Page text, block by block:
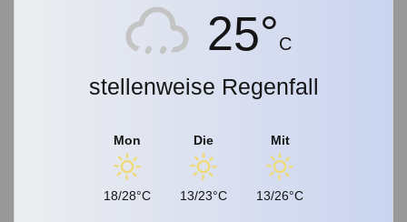
25°C
stellenweise Regenfall
Mon
18/28°C
Die
13/23°C
Mit
13/26°C